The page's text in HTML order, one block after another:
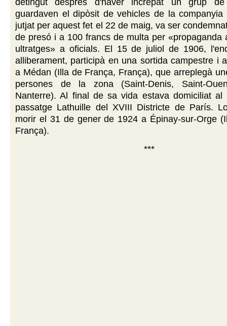
detingut després d'haver increpat un grup
guardaven el dipòsit de vehicles de la companyia
jutjat per aquest fet el 22 de maig, va ser
de presó i a 100 francs de multa per «propaganda
ultratges» a oficials. El 15 de juliol de 1906,
alliberament, participà en una sortida campestre i
a Médan (Illa de França, França), que arreplegà
persones de la zona (Saint-Denis, Saint-
Nanterre). Al final de sa vida estava domiciliat al
passatge Lathuille del XVIII Districte de París.
morir el 31 de gener de 1924 a Épinay-sur-Orge
França).
***